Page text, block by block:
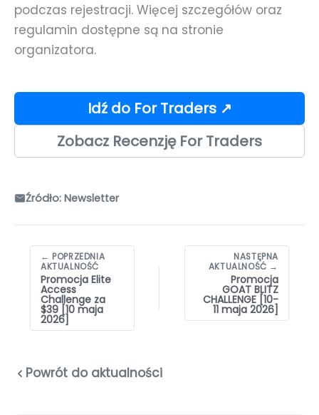
podczas rejestracji. Więcej szczegółów oraz
regulamin dostępne są na stronie
organizatora.
Idź do For Traders ↗
Zobacz Recenzję For Traders
Źródło: Newsletter
Nawigacja
wpisów
← POPRZEDNIA
AKTUALNOŚĆ
Promocja Elite
Access
Challenge za
$39 [10 maja
2026]
NASTĘPNA
AKTUALNOŚĆ →
Promocja
GOAT BLITZ
CHALLENGE [10-
11 maja 2026]
Powrót do aktualności